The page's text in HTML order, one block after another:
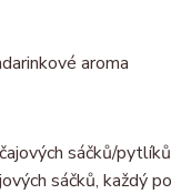
aroma
sáčků/
sáčků, každý